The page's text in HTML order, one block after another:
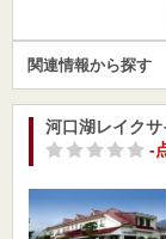
関連情報から探す
河口湖レイク
-